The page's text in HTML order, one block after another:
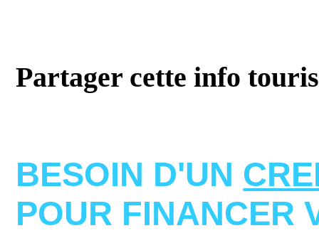
Partager cette info
BESOIN D'UN
POUR FINANCER